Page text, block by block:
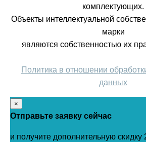
комплектующих.
Объекты интеллектуальной
марки
являются собственностью их
Политика в отношении
данных
×
Отправьте заявку сейчас
и получите дополнительную скидку